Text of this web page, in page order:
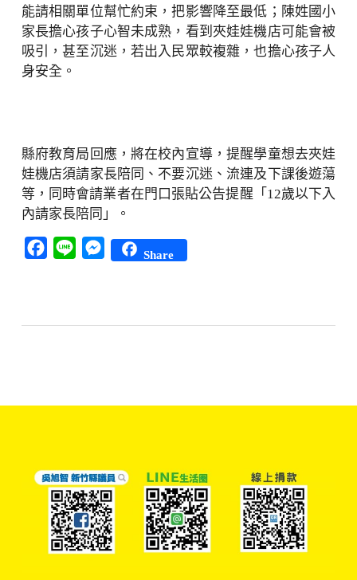
能請相關單位幫忙約束，把影響降至最低；陳姓國小
家長擔心孩子心智未成熟，看到夾娃娃機店可能會被
吸引，甚至沉迷，若出入民眾較複雜，也擔心孩子人
身安全。
縣府教育局回應，將在校內宣導，提醒學童想去夾娃
娃機店須請家長陪同、不要沉迷、流連及下課後遊蕩
等，同時會請業者在門口張貼公告提醒「12歲以下入
內請家長陪同」。
Facebook
Line Messenger
Share